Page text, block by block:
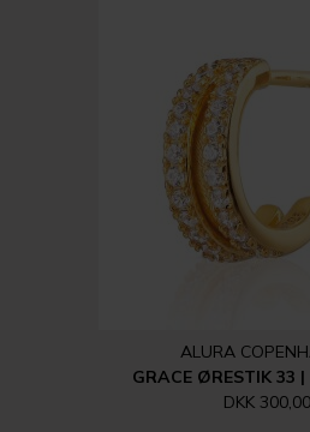
ALURA
GRACE ØRESTIK 33 |
DKK 300,00